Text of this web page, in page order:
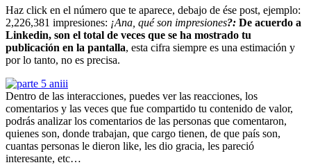
Haz click en el número que te aparece, debajo de ése post, ejemplo:
2,226,381 impresiones: ¡Ana, qué son impresiones?: De acuerdo a
Linkedin, son el total de veces que se ha mostrado tu
publicación en la pantalla, esta cifra siempre es una estimación y
por lo tanto, no es precisa.
Dentro de las interacciones, puedes ver las reacciones, los
comentarios y las veces que fue compartido tu contenido de valor,
podrás analizar los comentarios de las personas que comentaron,
quienes son, donde trabajan, que cargo tienen, de que país son,
cuantas personas le dieron like, les dio gracia, les pareció
interesante, etc…